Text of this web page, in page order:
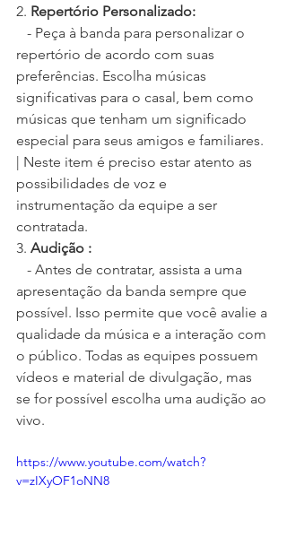
2. Repertório Personalizado:
repertório de acordo com suas
preferências. Escolha músicas
significativas para o casal, bem como
músicas que tenham um significado
especial para seus amigos e familiares.
| Neste item é preciso estar atento as
possibilidades de voz e
instrumentação da equipe a ser
contratada.
3. Audição :
apresentação da banda sempre que
possível. Isso permite que você avalie a
qualidade da música e a interação com
o público. Todas as equipes possuem
vídeos e material de divulgação, mas
se for possível escolha uma audição ao
vivo.
https://www.youtube.com/watch?
v=zIXyOF1oNN8